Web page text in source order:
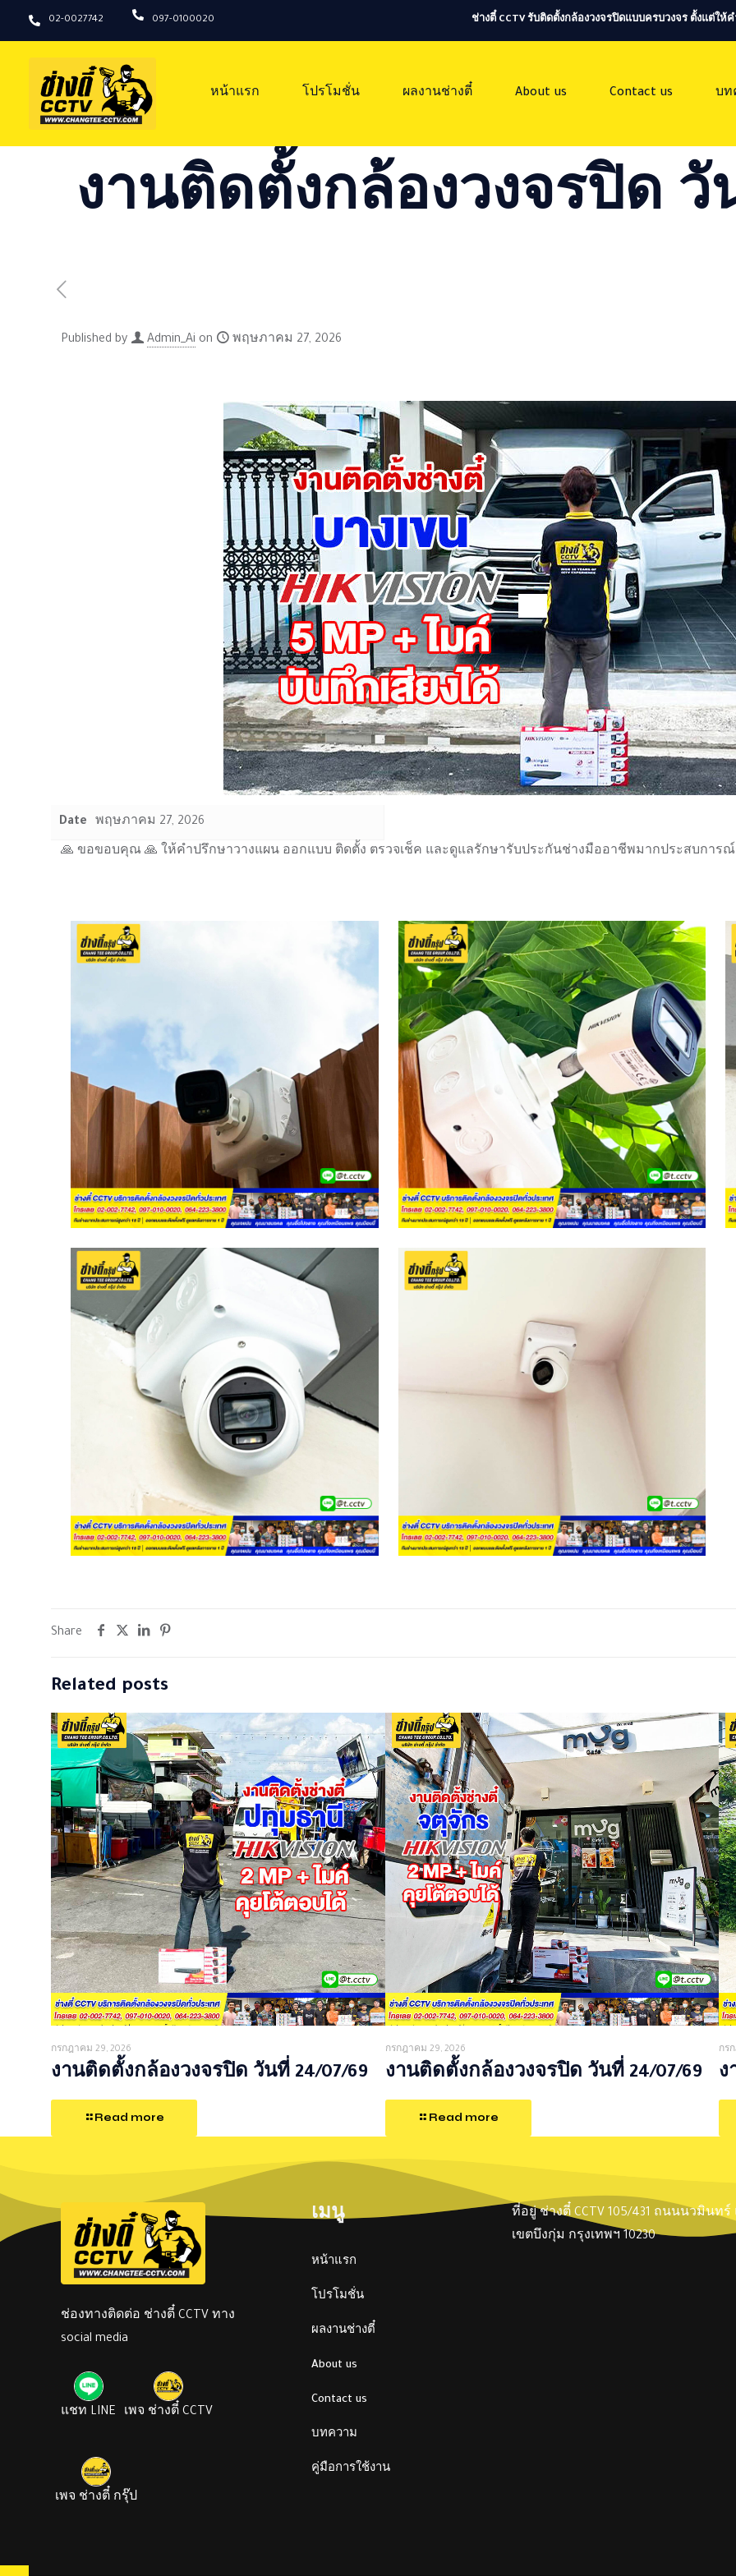
02-0027742 097-0100020 ช่างตี๋ CCTV รับติดตั้งกล้องวงจรปิดแบบครบวงจร ตั้งแต่
หน้าแรก โปรโมชั่น ผลงานช่างตี๋ About us Contact us บท
งานติดตั้งกล้องวงจรปิด วั
Published by Admin_Ai on พฤษภาคม 27, 2026
Date พฤษภาคม 27, 2026
🙏 ขอขอบคุณ 🙏 ให้คำปรึกษาวางแผน ออกแบบ ติดตั้ง ตรวจเช็ค และดูแลรักษารับประกันช่างมืออาชีพมากประสบการณ์
Share
Related posts
กรกฎาคม 29, 2026
งานติดตั้งกล้องวงจรปิด วันที่ 24/07/69
Read more
กรกฎาคม 29, 2026
งานติดตั้งกล้องวงจรปิด วันที่ 24/07/69
Read more
กร
ง
ช่องทางติดต่อ ช่างตี๋ CCTV ทาง
social media
แชท LINE เพจ ช่างตี๋ CCTV
เพจ ช่างตี๋ กรุ๊ป
เมนู
หน้าแรก
โปรโมชั่น
ผลงานช่างตี๋
About us
Contact us
บทความ
คู่มือการใช้งาน
ที่อยู่ ช่างตี๋ CCTV 105/431 ถนนนวมินท
เขตบึงกุ่ม กรุงเทพฯ 10230